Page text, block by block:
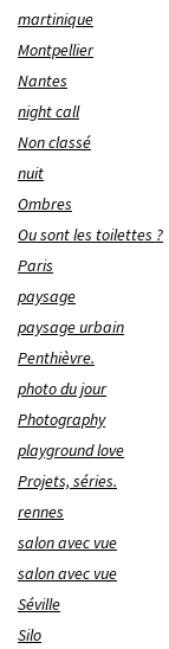
martinique
Montpellier
Nantes
night call
Non classé
nuit
Ombres
Ou sont les toilettes ?
Paris
paysage
paysage urbain
Penthièvre.
photo du jour
Photography
playground love
Projets, séries.
rennes
salon avec vue
salon avec vue
Séville
Silo